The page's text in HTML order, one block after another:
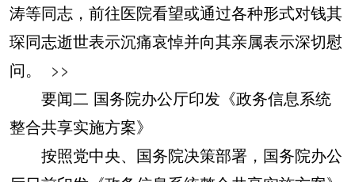
涛等同志，前往医院看望或通过各种形式对钱其
琛同志逝世表示沉痛哀悼并向其亲属表示深切慰
问。 >>
要闻二 国务院办公厅印发《政务信息系统
整合共享实施方案》
按照党中央、国务院决策部署，国务院办公